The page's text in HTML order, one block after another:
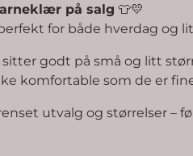
på salg 👕💛
for både hverdag og
godt på små og litt
komfortable som de er
utvalg og størrelser –